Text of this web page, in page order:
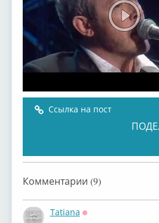
Ссылка на пост
Комментарии (9)
Tatiana